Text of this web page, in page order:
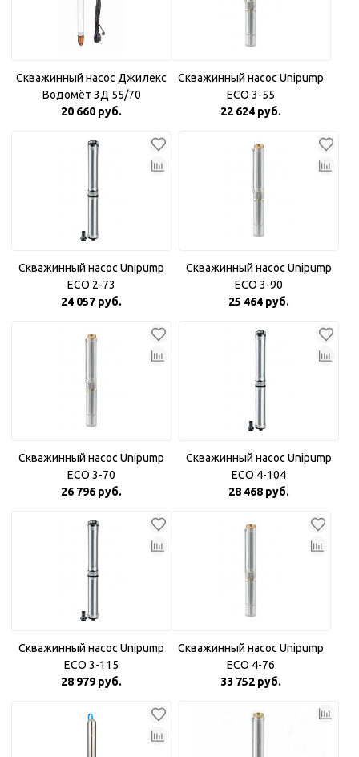
Скважинный насос Джилекс
Водомёт 3Д 55/70
20 660 руб.
Скважинный насос Unipump
ECO 3-55
22 624 руб.
Скважинный насос Unipump
ECO 2-73
24 057 руб.
Скважинный насос Unipump
ECO 3-90
25 464 руб.
Скважинный насос Unipump
ECO 3-70
26 796 руб.
Скважинный насос Unipump
ECO 4-104
28 468 руб.
Скважинный насос Unipump
ECO 3-115
28 979 руб.
Скважинный насос Unipump
ECO 4-76
33 752 руб.